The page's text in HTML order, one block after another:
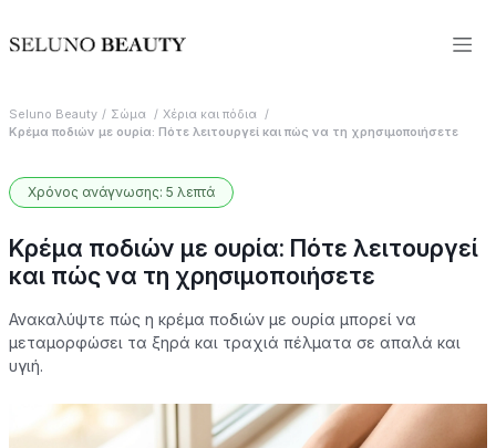
Seluno Beauty Σώμα
Χέρια και πόδια
Κρέμα ποδιών με ουρία: Πότε λειτουργεί και πώς να τη χρησιμοποιήσετε
Χρόνος ανάγνωσης: 5 λεπτά
Κρέμα ποδιών με ουρία: Πότε λειτουργεί
και πώς να τη χρησιμοποιήσετε
Ανακαλύψτε πώς η κρέμα ποδιών με ουρία μπορεί να
μεταμορφώσει τα ξηρά και τραχιά πέλματα σε απαλά και
υγιή.